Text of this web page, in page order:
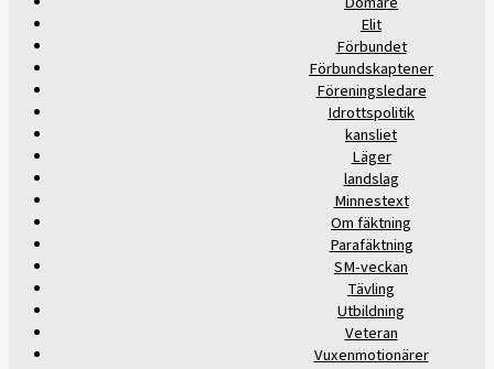
Elit
Förbundet
Förbundskaptener
Föreningsledare
Idrottspolitik
kansliet
Läger
landslag
Minnestext
Om fäktning
Parafäktning
SM-veckan
Tävling
Utbildning
Veteran
Vuxenmotionärer